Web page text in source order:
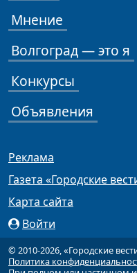
Мнение
Волгоград — это я
Конкурсы
Объявления
Реклама
Газета «Городские
Карта сайта
Войти
© 2010-2026, «Городские
Политика